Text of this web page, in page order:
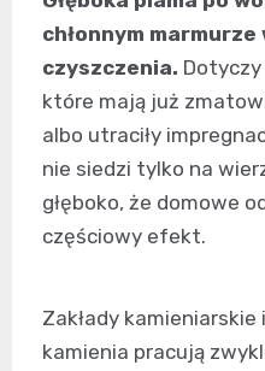
chłonnym
czyszczenia.
które mają już
albo utraciły
nie siedzi tylko na
głęboko, że domowe
częściowy efekt.
Zakłady
kamienia pracują